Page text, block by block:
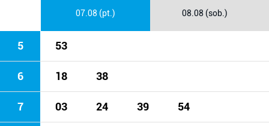
07.08 (pt.) 08.08 (sob.)
5 53
6 18 38
7 03 24 39 54